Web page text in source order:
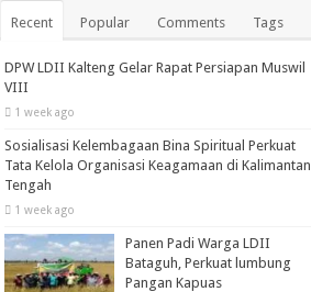
Recent Popular Comments Tags
DPW LDII Kalteng Gelar Rapat Persiapan Muswil
VIII
1 week ago
Sosialisasi Kelembagaan Bina Spiritual Perkuat
Tata Kelola Organisasi Keagamaan di Kalimantan
Tengah
1 week ago
Panen Padi Warga LDII
Bataguh, Perkuat lumbung
Pangan Kapuas